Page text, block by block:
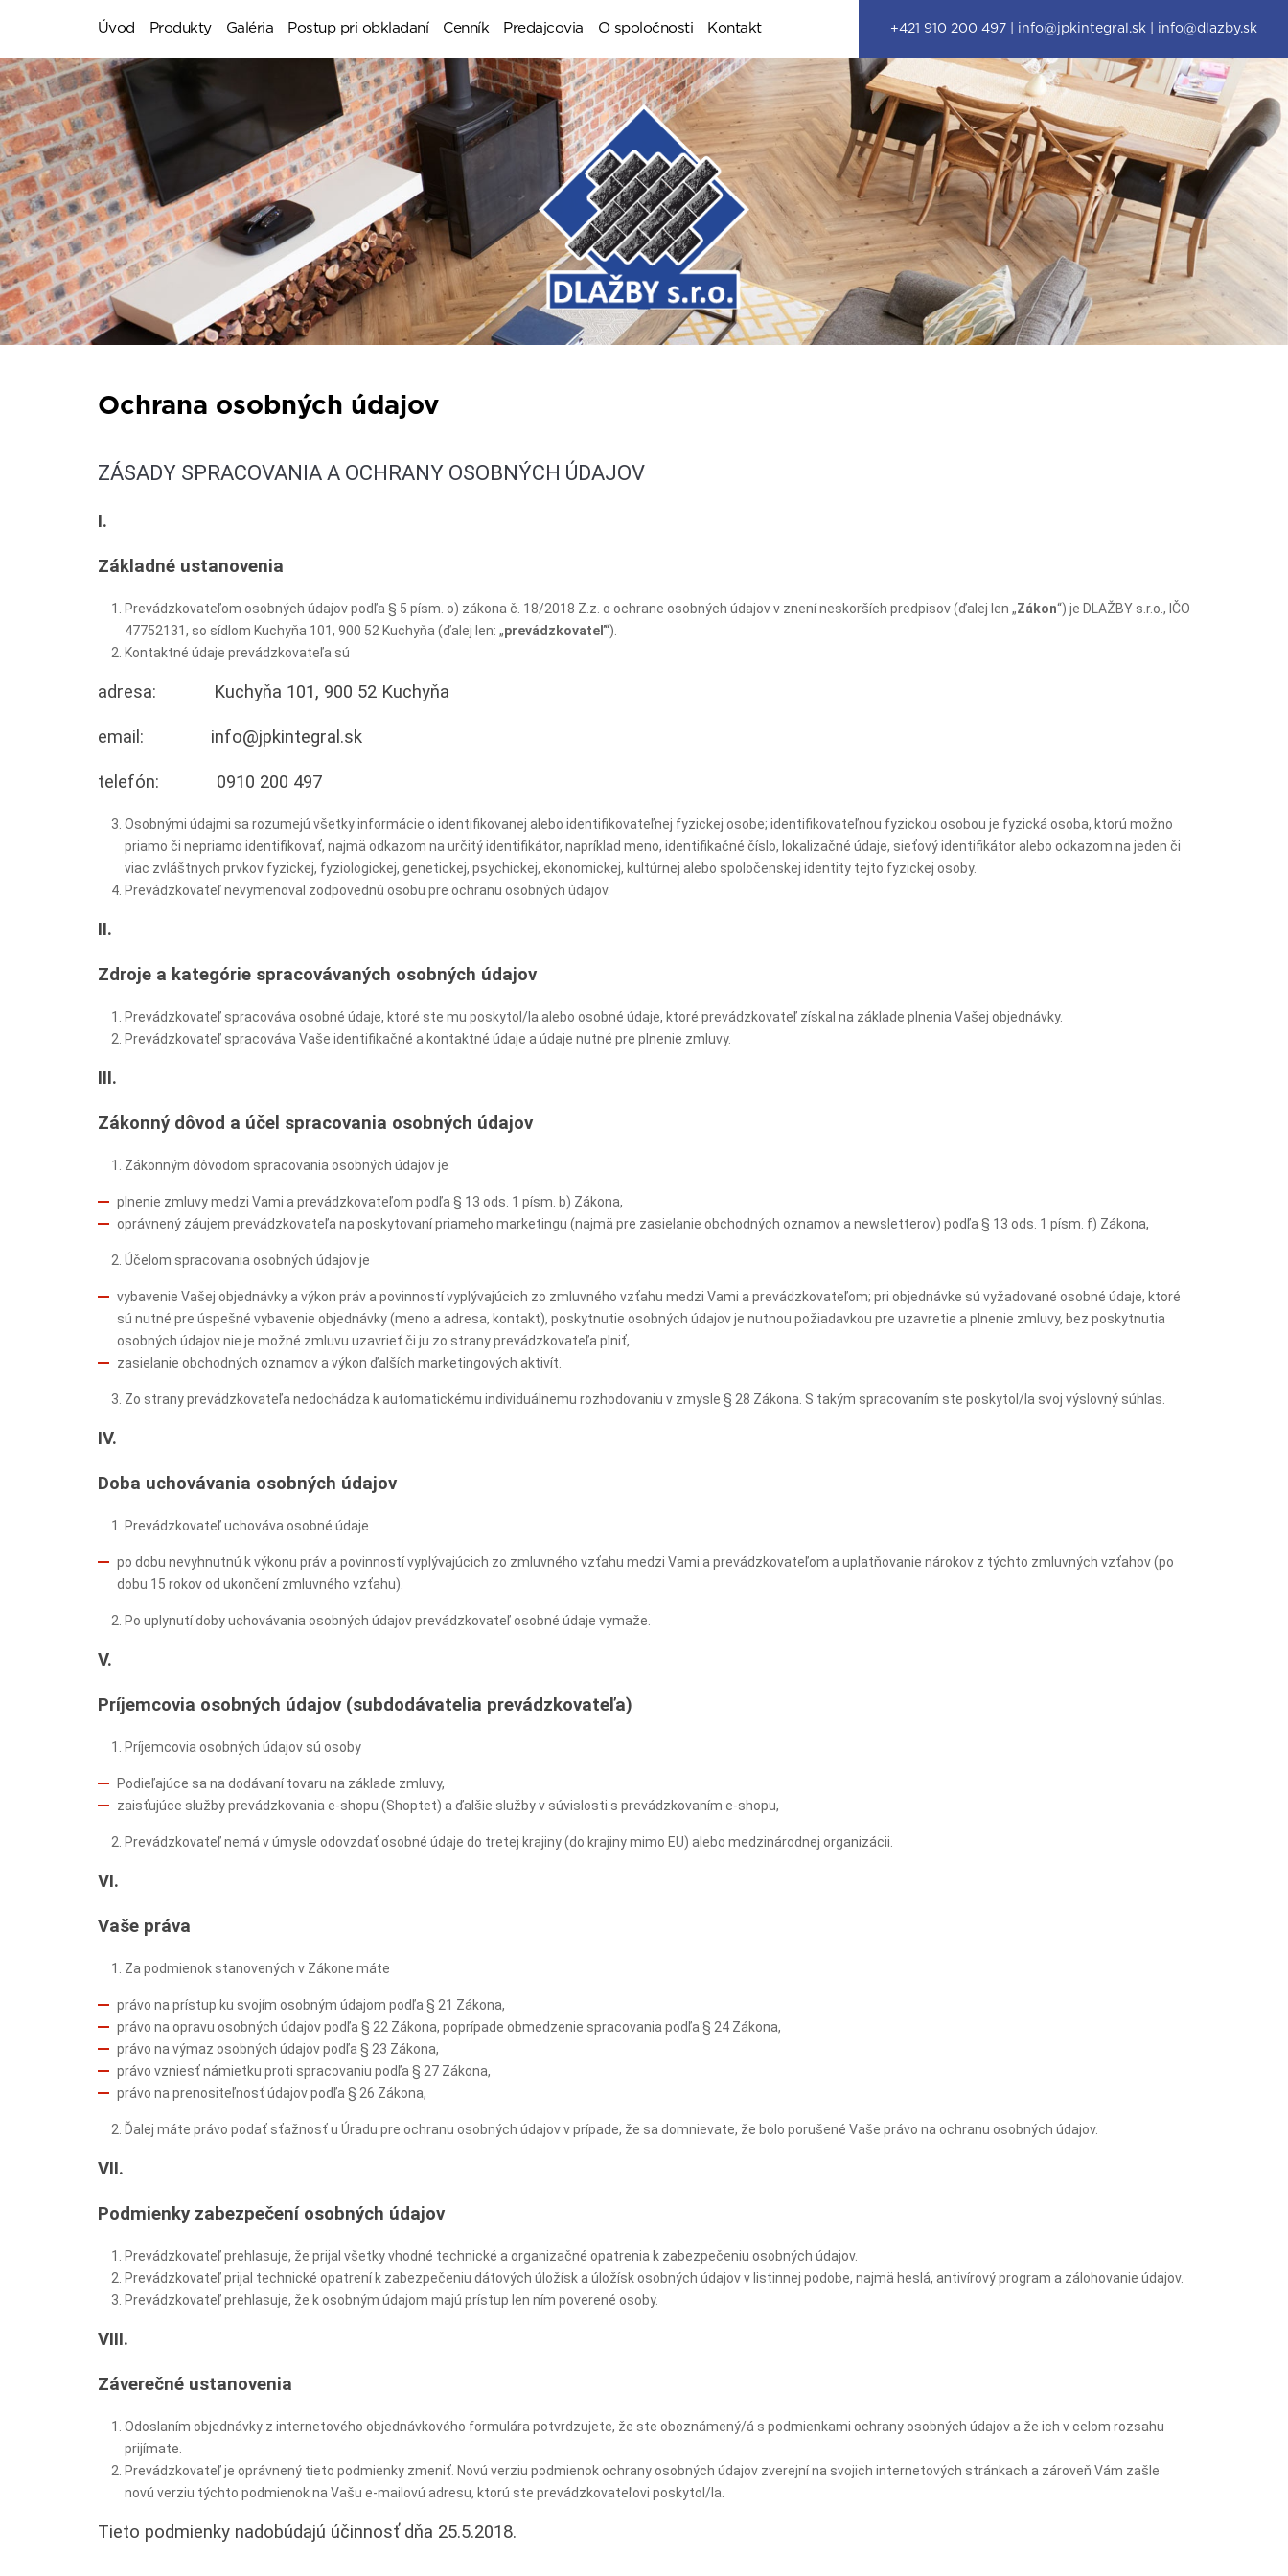
Úvod Produkty Galéria Postup pri obkladaní Cenník Predajcovia O spoločnosti Kontakt +421 910 200 497| info@jpkintegral.sk| info@dlazby.sk
Ochrana osobných údajov
ZÁSADY SPRACOVANIA A OCHRANY OSOBNÝCH ÚDAJOV
I.
Základné ustanovenia
Prevádzkovateľom osobných údajov podľa § 5 písm. o) zákona č. 18/2018 Z.z. o ochrane osobných údajov v znení neskorších predpisov (ďalej len „Zákon“) je DLAŽBY s.r.o., IČO
47752131, so sídlom Kuchyňa 101, 900 52 Kuchyňa (ďalej len: „prevádzkovateľ“).
Kontaktné údaje prevádzkovateľa sú
adresa: Kuchyňa 101, 900 52 Kuchyňa
email: info@jpkintegral.sk
telefón: 0910 200 497
Osobnými údajmi sa rozumejú všetky informácie o identifikovanej alebo identifikovateľnej fyzickej osobe; identifikovateľnou fyzickou osobou je fyzická osoba, ktorú možno
priamo či nepriamo identifikovať, najmä odkazom na určitý identifikátor, napríklad meno, identifikačné číslo, lokalizačné údaje, sieťový identifikátor alebo odkazom na jeden či
viac zvláštnych prvkov fyzickej, fyziologickej, genetickej, psychickej, ekonomickej, kultúrnej alebo spoločenskej identity tejto fyzickej osoby.
Prevádzkovateľ nevymenoval zodpovednú osobu pre ochranu osobných údajov.
II.
Zdroje a kategórie spracovávaných osobných údajov
Prevádzkovateľ spracováva osobné údaje, ktoré ste mu poskytol/la alebo osobné údaje, ktoré prevádzkovateľ získal na základe plnenia Vašej objednávky.
Prevádzkovateľ spracováva Vaše identifikačné a kontaktné údaje a údaje nutné pre plnenie zmluvy.
III.
Zákonný dôvod a účel spracovania osobných údajov
Zákonným dôvodom spracovania osobných údajov je
plnenie zmluvy medzi Vami a prevádzkovateľom podľa § 13 ods. 1 písm. b) Zákona,
oprávnený záujem prevádzkovateľa na poskytovaní priameho marketingu (najmä pre zasielanie obchodných oznamov a newsletterov) podľa § 13 ods. 1 písm. f) Zákona,
Účelom spracovania osobných údajov je
vybavenie Vašej objednávky a výkon práv a povinností vyplývajúcich zo zmluvného vzťahu medzi Vami a prevádzkovateľom; pri objednávke sú vyžadované osobné údaje, ktoré
sú nutné pre úspešné vybavenie objednávky (meno a adresa, kontakt), poskytnutie osobných údajov je nutnou požiadavkou pre uzavretie a plnenie zmluvy, bez poskytnutia
osobných údajov nie je možné zmluvu uzavrieť či ju zo strany prevádzkovateľa plniť,
zasielanie obchodných oznamov a výkon ďalších marketingových aktivít.
Zo strany prevádzkovateľa nedochádza k automatickému individuálnemu rozhodovaniu v zmysle § 28 Zákona. S takým spracovaním ste poskytol/la svoj výslovný súhlas.
IV.
Doba uchovávania osobných údajov
Prevádzkovateľ uchováva osobné údaje
po dobu nevyhnutnú k výkonu práv a povinností vyplývajúcich zo zmluvného vzťahu medzi Vami a prevádzkovateľom a uplatňovanie nárokov z týchto zmluvných vzťahov (po
dobu 15 rokov od ukončení zmluvného vzťahu).
Po uplynutí doby uchovávania osobných údajov prevádzkovateľ osobné údaje vymaže.
V.
Príjemcovia osobných údajov (subdodávatelia prevádzkovateľa)
Príjemcovia osobných údajov sú osoby
Podieľajúce sa na dodávaní tovaru na základe zmluvy,
zaisťujúce služby prevádzkovania e-shopu (Shoptet) a ďalšie služby v súvislosti s prevádzkovaním e-shopu,
Prevádzkovateľ nemá v úmysle odovzdať osobné údaje do tretej krajiny (do krajiny mimo EU) alebo medzinárodnej organizácii.
VI.
Vaše práva
Za podmienok stanovených v Zákone máte
právo na prístup ku svojím osobným údajom podľa § 21 Zákona,
právo na opravu osobných údajov podľa § 22 Zákona, poprípade obmedzenie spracovania podľa § 24 Zákona,
právo na výmaz osobných údajov podľa § 23 Zákona,
právo vzniesť námietku proti spracovaniu podľa § 27 Zákona,
právo na prenositeľnosť údajov podľa § 26 Zákona,
Ďalej máte právo podať sťažnosť u Úradu pre ochranu osobných údajov v prípade, že sa domnievate, že bolo porušené Vaše právo na ochranu osobných údajov.
VII.
Podmienky zabezpečení osobných údajov
Prevádzkovateľ prehlasuje, že prijal všetky vhodné technické a organizačné opatrenia k zabezpečeniu osobných údajov.
Prevádzkovateľ prijal technické opatrení k zabezpečeniu dátových úložísk a úložísk osobných údajov v listinnej podobe, najmä heslá, antivírový program a zálohovanie údajov.
Prevádzkovateľ prehlasuje, že k osobným údajom majú prístup len ním poverené osoby.
VIII.
Záverečné ustanovenia
Odoslaním objednávky z internetového objednávkového formulára potvrdzujete, že ste oboznámený/á s podmienkami ochrany osobných údajov a že ich v celom rozsahu
prijímate.
Prevádzkovateľ je oprávnený tieto podmienky zmeniť. Novú verziu podmienok ochrany osobných údajov zverejní na svojich internetových stránkach a zároveň Vám zašle
novú verziu týchto podmienok na Vašu e-mailovú adresu, ktorú ste prevádzkovateľovi poskytol/la.
Tieto podmienky nadobúdajú účinnosť dňa 25.5.2018.